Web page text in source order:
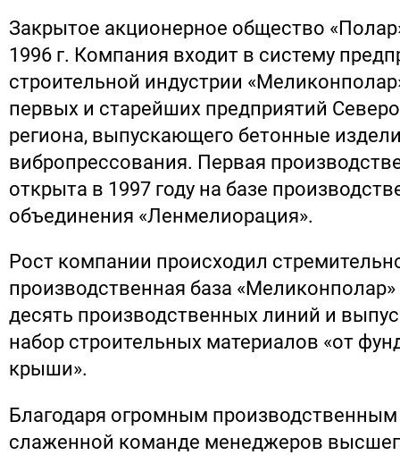
Закрытое акционерное общество
1996 г. Компания входит в систему
строительной индустрии
первых и старейших предприятий
региона, выпускающего бетонные
вибропрессования. Первая
открыта в 1997 году на базе
объединения «Ленмелиорация».
Рост компании происходил
производственная база
десять производственных линий и
набор строительных материалов «от
крыши».
Благодаря огромным
слаженной команде менеджеров